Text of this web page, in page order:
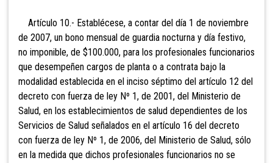
Artículo 10.- Establécese, a contar del día 1 de noviembre
de 2007, un bono mensual de guardia nocturna y día festivo,
no imponible, de $100.000, para los profesionales funcionarios
que desempeñen cargos de planta o a contrata bajo la
modalidad establecida en el inciso séptimo del artículo 12 del
decreto con fuerza de ley Nº 1, de 2001, del Ministerio de
Salud, en los establecimientos de salud dependientes de los
Servicios de Salud señalados en el artículo 16 del decreto
con fuerza de ley Nº 1, de 2006, del Ministerio de Salud, sólo
en la medida que dichos profesionales funcionarios no se